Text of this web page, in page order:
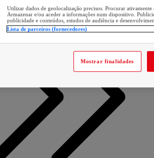
Utilizar dados de geolocalização precisos. Procurar
Armazenar e/ou aceder a informações num dispositivo.
publicidade e conteúdos, estudos de audiência e
Lista de parceiros (fornecedores)
Mostrar finalidades